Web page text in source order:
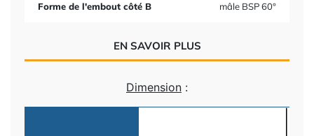
Forme de l'embout côté B mâle BSP 60°
EN SAVOIR PLUS
Dimension :